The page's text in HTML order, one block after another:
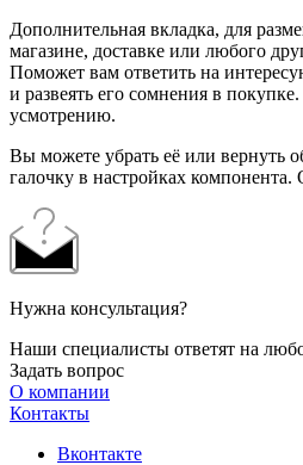
Дополнительная вкладка, для
магазине, доставке или любого
Поможет вам ответить на
и развеять его сомнения в
усмотрению.
Вы можете убрать её или вернуть
галочку в настройках компонента.
Нужна консультация?
Наши специалисты ответят на
Задать вопрос
О компании
Контакты
Вконтакте